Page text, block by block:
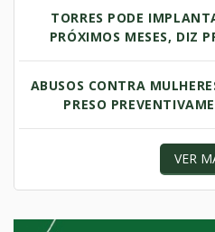
TORRES PODE
PRÓXIMOS MESES, DIZ
ABUSOS CONTRA
PRESO
VER